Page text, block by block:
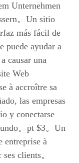
Unternehmen
。Un sitio
más fácil de
puede ayudar a
causar una
Web
à accroître sa
las empresas
y conectarse
。pt $3。Un
entreprise à
clients。